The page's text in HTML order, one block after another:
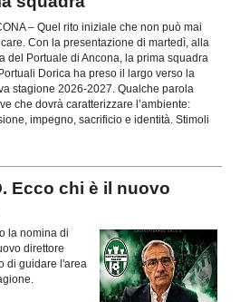
– Quel rito iniziale che non può mai
Con la presentazione di martedì, alla
del Portuale di Ancona, la prima squadra
Dorica ha preso il largo verso la
stagione 2026-2027. Qualche parola
che dovrà caratterizzare l’ambiente:
impegno, sacrificio e identità. Stimoli
Ecco chi è il nuovo
la nomina di
direttore
di guidare l'area